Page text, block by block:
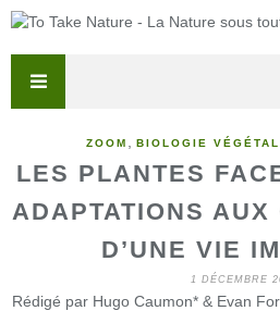
ZOOM BIOLOGIE
LES PLANTES
ADAPTATIONS AUX
D’UNE VIE
1 DÉCEMBRE
Rédigé par Hugo Caumon* & Evan